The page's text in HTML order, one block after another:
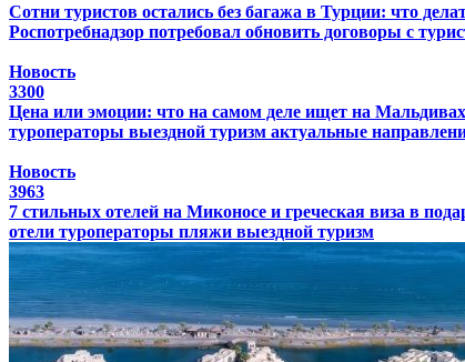
Сотни туристов остались без багажа в Турции: что
Роспотребнадзор потребовал обновить договоры с
Новость
3300
Цена или эмоции: что на самом деле ищет на
туроператоры выездной туризм актуальные
Новость
3963
7 стильных отелей на Миконосе и греческая виза в
отели туроператоры пляжи выездной туризм